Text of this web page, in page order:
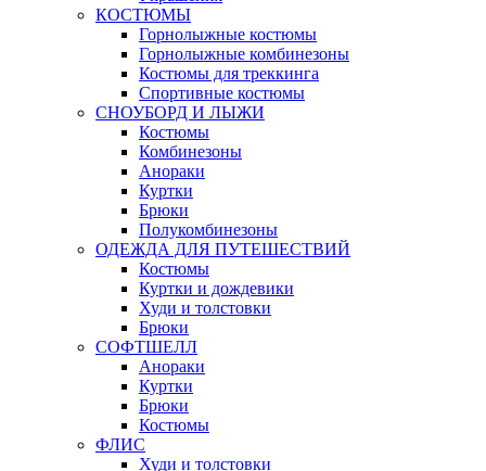
КОСТЮМЫ
Горнолыжные костюмы
Горнолыжные комбинезоны
Костюмы для треккинга
Спортивные костюмы
СНОУБОРД И ЛЫЖИ
Костюмы
Комбинезоны
Анораки
Куртки
Брюки
Полукомбинезоны
ОДЕЖДА ДЛЯ ПУТЕШЕСТВИЙ
Костюмы
Куртки и дождевики
Худи и толстовки
Брюки
СОФТШЕЛЛ
Анораки
Куртки
Брюки
Костюмы
ФЛИС
Худи и толстовки